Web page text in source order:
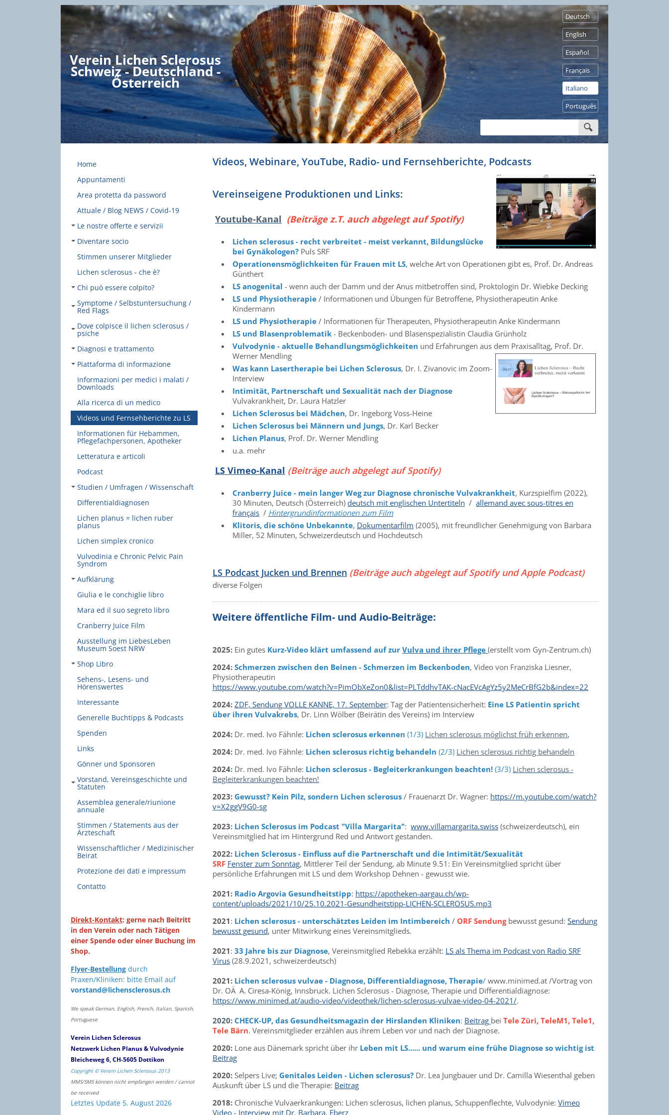
Verein Lichen Sclerosus
Schweiz - Deutschland -
Österreich
Deutsch
English
Español
Français
Italiano
Português
Home
Appuntamenti
Area protetta da password
Attuale / Blog NEWS / Covid-19
Le nostre offerte e servizii
Diventare socio
Stimmen unserer Mitglieder
Lichen sclerosus - che è?
Chi può essere colpito?
Symptome / Selbstuntersuchung /
Red Flags
Dove colpisce il lichen sclerosus /
psiche
Diagnosi e trattamento
Piattaforma di informazione
Informazioni per medici i malati /
Downloads
Alla ricerca di un medico
Videos und Fernsehberichte zu LS
Informationen für Hebammen,
Pflegefachpersonen, Apotheker
Letteratura e articoli
Podcast
Studien / Umfragen / Wissenschaft
Differentialdiagnosen
Lichen planus = lichen ruber
planus
Lichen simplex cronico
Vulvodinia e Chronic Pelvic Pain
Syndrom
Aufklärung
Giulia e le conchiglie libro
Mara ed il suo segreto libro
Cranberry Juice Film
Ausstellung im LiebesLeben
Museum Soest NRW
Shop Libro
Sehens-, Lesens- und
Hörenswertes
Interessante
Generelle Buchtipps & Podcasts
Spenden
Links
Gönner und Sponsoren
Vorstand, Vereinsgeschichte und
Statuten
Assemblea generale/riunione
annuale
Stimmen / Statements aus der
Ärzteschaft
Wissenschaftlicher / Medizinischer
Beirat
Protezione dei dati e impressum
Contatto
Direkt-Kontakt: gerne nach Beitritt
in den Verein oder nach Tätigen
einer Spende oder einer Buchung im
Shop.
Flyer-Bestellung durch
Praxen/Kliniken: bitte Email auf
vorstand@lichensclerosus.ch
We speak German, English, French, Italian, Spanish,
Portuguese
Verein Lichen Sclerosus
Netzwerk Lichen Planus & Vulvodynie
Bleicheweg 6, CH-5605 Dottikon
Copyright © Verein Lichen Sclerosus 2013
MMS/SMS können nicht empfangen werden / cannot
be received
Letztes Update 5. August 2026
Videos, Webinare, YouTube, Radio- und Fernsehberichte, Podcasts
Vereinseigene Produktionen und Links:
Youtube-Kanal (Beiträge z.T. auch abgelegt auf Spotify)
Lichen sclerosus - recht verbreitet - meist verkannt, Bildungslücke
bei Gynäkologen? Puls SRF
Operationensmöglichkeiten für Frauen mit LS, welche Art von Operationen gibt es, Prof. Dr. Andreas
Günthert
LS anogenital - wenn auch der Damm und der Anus mitbetroffen sind, Proktologin Dr. Wiebke Decking
LS und Physiotherapie / Informationen und Übungen für Betroffene, Physiotherapeutin Anke
Kindermann
LS und Physiotherapie / Informationen für Therapeuten, Physiotherapeutin Anke Kindermann
LS und Blasenproblematik - Beckenboden- und Blasenspezialistin Claudia Grünholz
Vulvodynie - aktuelle Behandlungsmöglichkeiten und Erfahrungen aus dem Praxisalltag, Prof. Dr.
Werner Mendling
Was kann Lasertherapie bei Lichen Sclerosus, Dr. I. Zivanovic im Zoom-
Interview
Intimität, Partnerschaft und Sexualität nach der Diagnose
Vulvakrankheit, Dr. Laura Hatzler
Lichen Sclerosus bei Mädchen, Dr. Ingeborg Voss-Heine
Lichen Sclerosus bei Männern und Jungs, Dr. Karl Becker
Lichen Planus, Prof. Dr. Werner Mendling
u.a. mehr
LS Vimeo-Kanal (Beiträge auch abgelegt auf Spotify)
Cranberry Juice - mein langer Weg zur Diagnose chronische Vulvakrankheit, Kurzspielfim (2022),
30 Minuten, Deutsch (Österreich) deutsch mit englischen Untertiteln / allemand avec sous-titres en
français / Hintergrundinformationen zum Film
Klitoris, die schöne Unbekannte, Dokumentarfilm (2005), mit freundlicher Genehmigung von Barbara
Miller, 52 Minuten, Schweizerdeutsch und Hochdeutsch
LS Podcast Jucken und Brennen (Beiträge auch abgelegt auf Spotify und Apple Podcast)
diverse Folgen
Weitere öffentliche Film- und Audio-Beiträge:
2025: Ein gutes Kurz-Video klärt umfassend auf zur Vulva und ihrer Pflege (erstellt vom Gyn-Zentrum.ch)
2024: Schmerzen zwischen den Beinen - Schmerzen im Beckenboden, Video von Franziska Liesner,
Physiotherapeutin
https://www.youtube.com/watch?v=PimObXeZon0&list=PLTddhvTAK-cNacEVcAgYz5y2MeCrBfG2b&index=22
2024: ZDF, Sendung VOLLE KANNE, 17. September: Tag der Patientensicherheit: Eine LS Patientin spricht
über ihren Vulvakrebs, Dr. Linn Wölber (Beirätin des Vereins) im Interview
2024: Dr. med. Ivo Fähnle: Lichen sclerosus erkennen (1/3) Lichen sclerosus möglichst früh erkennen,
2024: Dr. med. Ivo Fähnle: Lichen sclerosus richtig behandeln (2/3) Lichen sclerosus richtig behandeln
2024: Dr. med. Ivo Fähnle: Lichen sclerosus - Begleiterkrankungen beachten! (3/3) Lichen sclerosus -
Begleiterkrankungen beachten!
2023: Gewusst? Kein Pilz, sondern Lichen sclerosus / Frauenarzt Dr. Wagner: https://m.youtube.com/watch?
v=X2ggV9G0-sg
2023: Lichen Sclerosus im Podcast "Villa Margarita": www.villamargarita.swiss (schweizerdeutsch), ein
Vereinsmitglied hat im Hintergrund Red und Antwort gestanden.
2022: Lichen Sclerosus - Einfluss auf die Partnerschaft und die Intimität/Sexualität
SRF Fenster zum Sonntag, Mittlerer Teil der Sendung, ab Minute 9.51: Ein Vereinsmitglied spricht über
persönliche Erfahrungen mit LS und dem Workshop Dehnen - gewusst wie.
2021: Radio Argovia Gesundheitstipp: https://apotheken-aargau.ch/wp-
content/uploads/2021/10/25.10.2021-Gesundheitstipp-LICHEN-SCLEROSUS.mp3
2021: Lichen sclerosus - unterschätztes Leiden im Intimbereich / ORF Sendungbewusst gesund: Sendung
bewusst gesund, unter Mitwirkung eines Vereinsmitglieds.
2021: 33 Jahre bis zur Diagnose, Vereinsmitglied Rebekka erzählt: LS als Thema im Podcast von Radio SRF
Virus (28.9.2021, schweizerdeutsch)
2021: Lichen sclerosus vulvae - Diagnose, Differentialdiagnose, Therapie/ www.minimed.at /Vortrag von
Dr. OÄ A. Ciresa-König, Innsbruck. Lichen Sclerosus - Diagnose, Therapie und Differentialdiagnose:
https://www.minimed.at/audio-video/videothek/lichen-sclerosus-vulvae-video-04-2021/.
2020: CHECK-UP, das Gesundheitsmagazin der Hirslanden Kliniken: Beitrag bei Tele Züri, TeleM1, Tele1,
Tele Bärn. Vereinsmitglieder erzählen aus ihrem Leben vor und nach der Diagnose.
2020: Lone aus Dänemark spricht über ihr Leben mit LS...... und warum eine frühe Diagnose so wichtig ist
Beitrag
2020: Selpers Live; Genitales Leiden - Lichen sclerosus? Dr. Lea Jungbauer und Dr. Camilla Wiesenthal geben
Auskunft über LS und die Therapie: Beitrag
2018: Chronische Vulvaerkrankungen: Lichen sclerosus, lichen planus, Schuppenflechte, Vulvodynie: Vimeo
Video - Interview mit Dr. Barbara. Eberz